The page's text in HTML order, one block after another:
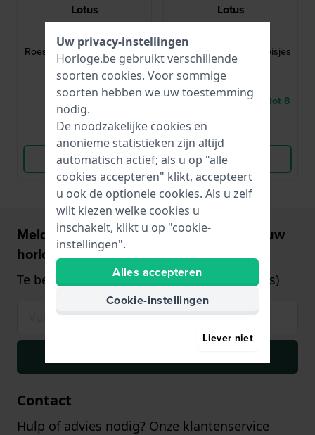
Lotus
18580/6
Junior 36 mm
Roestvrijstalen chronograaf
€ 99,-
● Op voorraad
Vergelijk
Bekijk Product
Lotus
18659/1
Kinderhorloge voor meisjes
€ 79,-
● Levering binnen 5 tot 8
Bekijk Product
Meld u aan en ontvang €5,- korting op uw
horloge!
Te besteden vanaf €75,- (alleen op horloges)
Contact
Hulp of advies nodig? Onze klantenservice
Uw privacy-instellingen
Horloge.be gebruikt verschillende
soorten cookies. Voor sommige
soorten hebben we uw toestemming
nodig.
De noodzakelijke cookies en
anonieme statistieken zijn altijd
automatisch actief; als u op "alle
cookies accepteren" klikt, accepteert
u ook de optionele cookies. Als u zelf
wilt kiezen welke cookies u
inschakelt, klikt u op "cookie-
instellingen".
Alles accepteren
Cookie-instellingen
Liever niet